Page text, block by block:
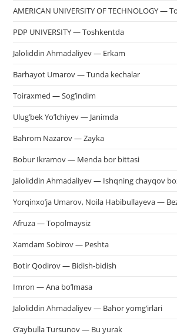
AMERICAN UNIVERSITY OF TECHNOLOGY —
PDP UNIVERSITY — Toshkentda
Jaloliddin Ahmadaliyev — Erkam
Barhayot Umarov — Tunda kechalar
Toiraxmed — Sog’indim
Ulug’bek Yo’lchiyev — Janimda
Bahrom Nazarov — Zayka
Bobur Ikramov — Menda bor bittasi
Jaloliddin Ahmadaliyev — Ishqning chayqov
Yorqinxo’ja Umarov, Noila Habibullayeva —
Afruza — Topolmaysiz
Xamdam Sobirov — Peshta
Botir Qodirov — Bidish-bidish
Imron — Ana bo’lmasa
Jaloliddin Ahmadaliyev — Bahor yomg’irlari
G’aybulla Tursunov — Bu yurak